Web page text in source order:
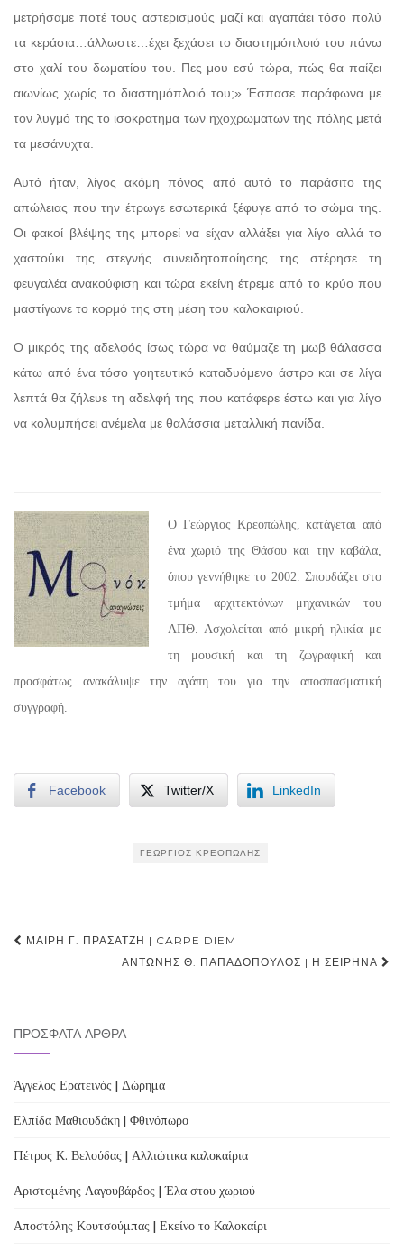
μετρήσαμε ποτέ τους αστερισμούς μαζί και αγαπάει τόσο πολύ
τα κεράσια…άλλωστε…έχει ξεχάσει το διαστημόπλοιό του πάνω
στο χαλί του δωματίου του. Πες μου εσύ τώρα, πώς θα παίζει
αιωνίως χωρίς το διαστημόπλοιό του;» Έσπασε παράφωνα με
τον λυγμό της το ισοκρατημα των ηχοχρωματων της πόλης μετά
τα μεσάνυχτα.
Αυτό ήταν, λίγος ακόμη πόνος από αυτό το παράσιτο της
απώλειας που την έτρωγε εσωτερικά ξέφυγε από το σώμα της.
Οι φακοί βλέψης της μπορεί να είχαν αλλάξει για λίγο αλλά το
χαστούκι της στεγνής συνειδητοποίησης της στέρησε τη
φευγαλέα ανακούφιση και τώρα εκείνη έτρεμε από το κρύο που
μαστίγωνε το κορμό της στη μέση του καλοκαιριού.
Ο μικρός της αδελφός ίσως τώρα να θαύμαζε τη μωβ θάλασσα
κάτω από ένα τόσο γοητευτικό καταδυόμενο άστρο και σε λίγα
λεπτά θα ζήλευε τη αδελφή της που κατάφερε έστω και για λίγο
να κολυμπήσει ανέμελα με θαλάσσια μεταλλική πανίδα.
Ο Γεώργιος Κρεοπώλης, κατάγεται από
ένα χωριό της Θάσου και την καβάλα,
όπου γεννήθηκε το 2002. Σπουδάζει στο
τμήμα αρχιτεκτόνων μηχανικών του
ΑΠΘ. Ασχολείται από μικρή ηλικία με
τη μουσική και τη ζωγραφική και
προσφάτως ανακάλυψε την αγάπη του για την αποσπασματική
συγγραφή.
Facebook Twitter/X LinkedIn
ΓΕΏΡΓΙΟΣ ΚΡΕΟΠΏΛΗΣ
Post
navigation
ΜΑΊΡΗ Γ. ΠΡΆΣΑΤΖΗ | CARPE DIEM
ΑΝΤΏΝΗΣ Θ. ΠΑΠΑΔΌΠΟΥΛΟΣ | Η ΣΕΙΡΉΝΑ
ΠΡΌΣΦΑΤΑ ΆΡΘΡΑ
Άγγελος Ερατεινός | Δώρημα
Ελπίδα Μαθιουδάκη | Φθινόπωρο
Πέτρος Κ. Βελούδας | Αλλιώτικα καλοκαίρια
Αριστομένης Λαγουβάρδος | Έλα στου χωριού
Αποστόλης Κουτσούμπας | Εκείνο το Καλοκαίρι